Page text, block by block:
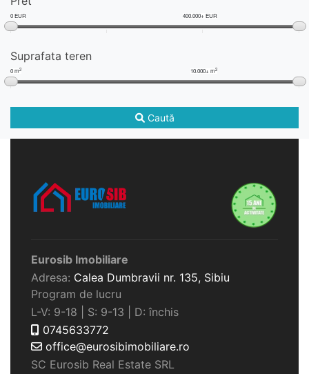
0 EUR 400.000+ EUR
Suprafata teren
0 m2 10.000+ m2
Caută
Eurosib Imobiliare
Adresa: Calea Dumbravii nr. 135, Sibiu
Program de lucru
L-V: 9-18 | S: 9-13 | D: închis
0745633772
office@eurosibimobiliare.ro
SC Eurosib Real Estate SRL